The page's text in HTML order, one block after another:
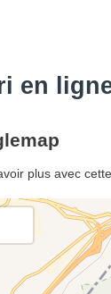
en
plus avec